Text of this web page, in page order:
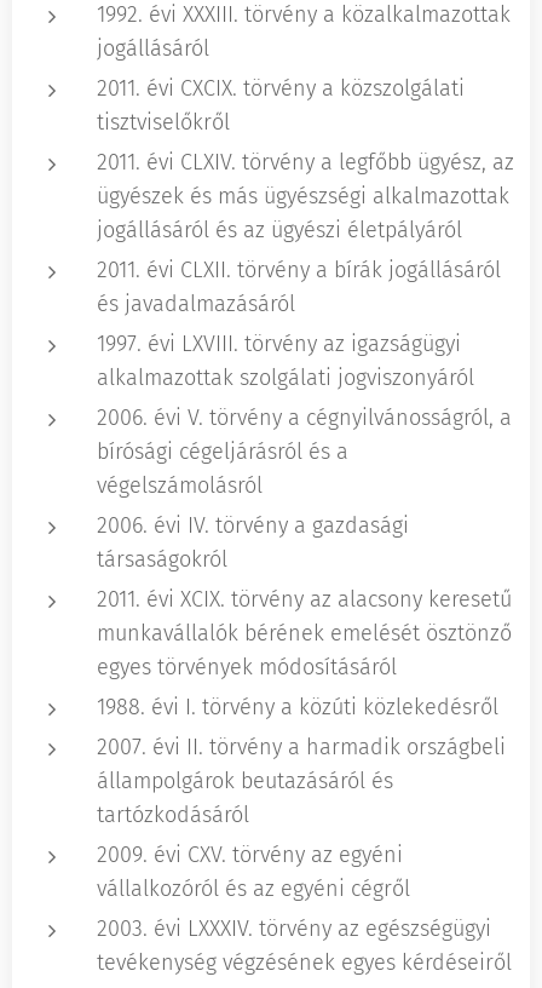
1992. évi XXXIII. törvény a közalkalmazottak
jogállásáról
2011. évi CXCIX. törvény a közszolgálati
tisztviselőkről
2011. évi CLXIV. törvény a legfőbb ügyész, az
ügyészek és más ügyészségi alkalmazottak
jogállásáról és az ügyészi életpályáról
2011. évi CLXII. törvény a bírák jogállásáról
és javadalmazásáról
1997. évi LXVIII. törvény az igazságügyi
alkalmazottak szolgálati jogviszonyáról
2006. évi V. törvény a cégnyilvánosságról, a
bírósági cégeljárásról és a
végelszámolásról
2006. évi IV. törvény a gazdasági
társaságokról
2011. évi XCIX. törvény az alacsony keresetű
munkavállalók bérének emelését ösztönző
egyes törvények módosításáról
1988. évi I. törvény a közúti közlekedésről
2007. évi II. törvény a harmadik országbeli
állampolgárok beutazásáról és
tartózkodásáról
2009. évi CXV. törvény az egyéni
vállalkozóról és az egyéni cégről
2003. évi LXXXIV. törvény az egészségügyi
tevékenység végzésének egyes kérdéseiről